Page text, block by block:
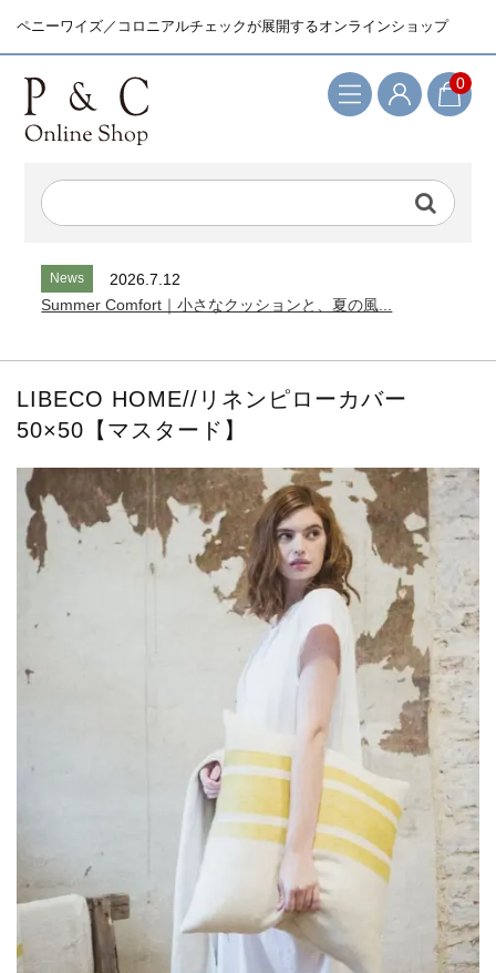
ペニーワイズ／コロニアルチェックが展開するオンラインショップ
0
検索キーワード
News
2026.7.12
Summer Comfort｜小さなクッションと、夏の風...
LIBECO HOME//リネンピローカバー
50×50【マスタード】